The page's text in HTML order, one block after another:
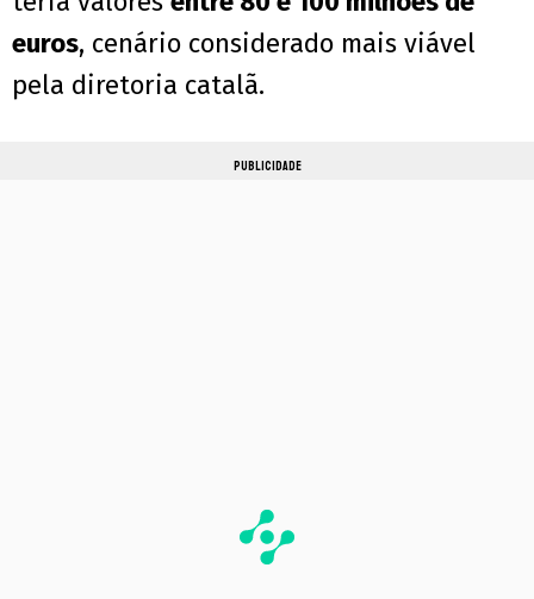
euros, cenário considerado mais viável
pela diretoria catalã.
PUBLICIDADE